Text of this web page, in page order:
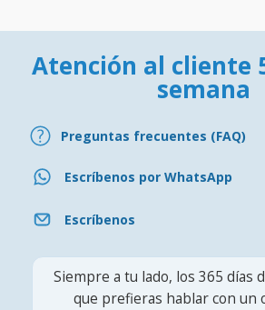
Atención al cliente
semana
Preguntas frecuentes (FAQ)
Escríbenos por WhatsApp
Escríbenos
Siempre a tu lado, los 365 días
que prefieras hablar con un